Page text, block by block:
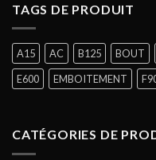
TAGS DE PRODUIT
A15 AC B125 BOUT
E600
EMBOITEMENT
CATÉGORIES DE